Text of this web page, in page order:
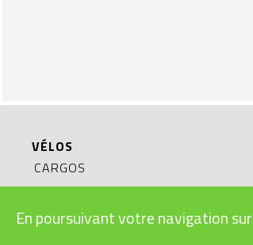
VÉLOS
CARGOS
RAPIDES
URBAINS
En poursuivant votre navigation